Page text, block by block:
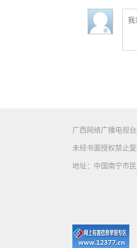
广西网络广播电视
未经书面授权禁止
地址：中国南宁市